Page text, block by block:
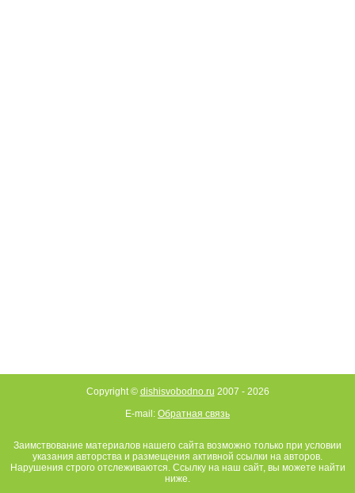
Copyright © dishisvobodno.ru 2007 - 2026
E-mail: Обратная связь
Заимствование материалов нашего сайта возможно только при условии
указания авторства и размещения активной ссылки на авторов.
Нарушения строго отслеживаются. Ссылку на наш сайт, вы можете найти
ниже.